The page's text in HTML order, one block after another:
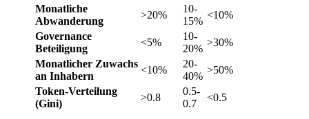
Monatliche
Abwanderung
>20%
10-
15%
<10%
Governance
Beteiligung
<5%
10-
20%
>30%
Monatlicher Zuwachs
an Inhabern
<10%
20-
40%
>50%
Token-Verteilung
(Gini)
>0.8
0.5-
0.7
<0.5